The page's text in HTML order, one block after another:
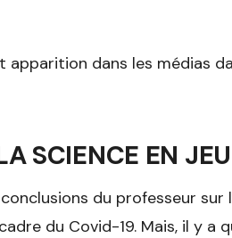
apparition dans les médias
SCIENCE EN JEU
du professeur
du Covid-19. Mais, il y a